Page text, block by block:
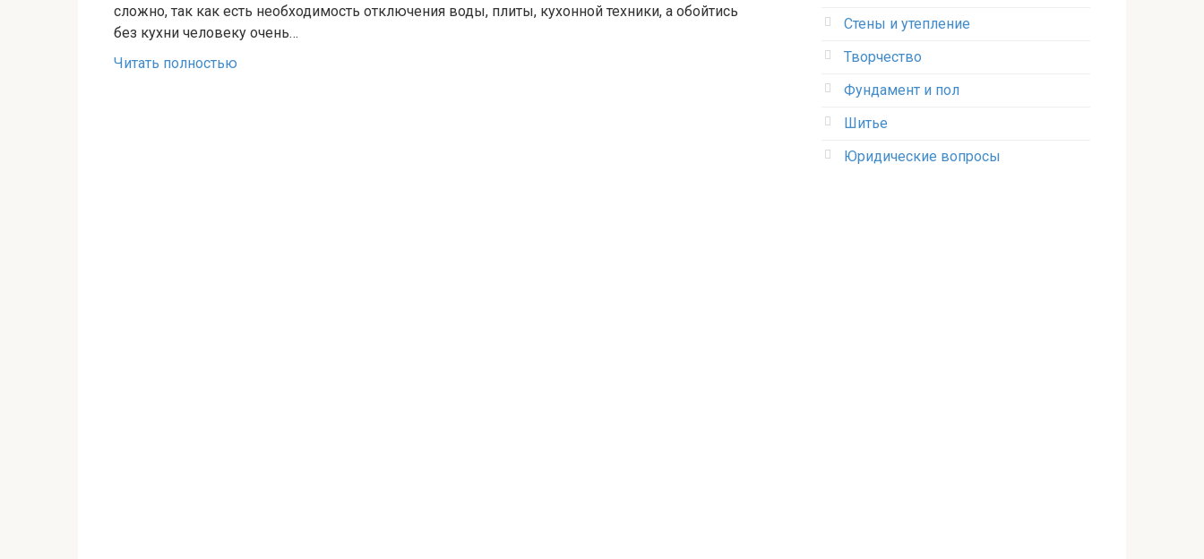
сложно, так как есть необходимость отключения воды, плиты, кухонной техники, а обойтись
без кухни человеку очень…
Читать полностью
Стены и утепление
Творчество
Фундамент и пол
Шитье
Юридические вопросы